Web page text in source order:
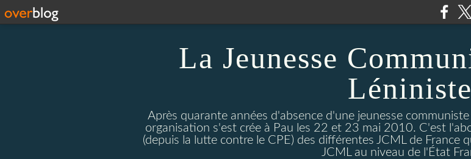
La Jeunesse
Léniniste
Après quarante années d'absence d'une jeunesse
organisation s'est crée à Pau les 22 et 23 mai 2010. C'est
(depuis la lutte contre le CPE) des différentes JCML de
JCML au niveau de l'État